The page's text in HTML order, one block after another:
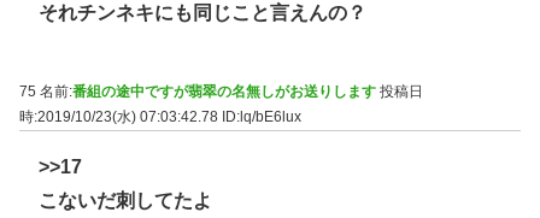
それチンネキにも同じこと言えんの？
75 名前:番組の途中ですが翡翠の名無しがお送りします 投稿日
時:2019/10/23(水) 07:03:42.78 ID:lq/bE6lux
>>17
こないだ刺してたよ